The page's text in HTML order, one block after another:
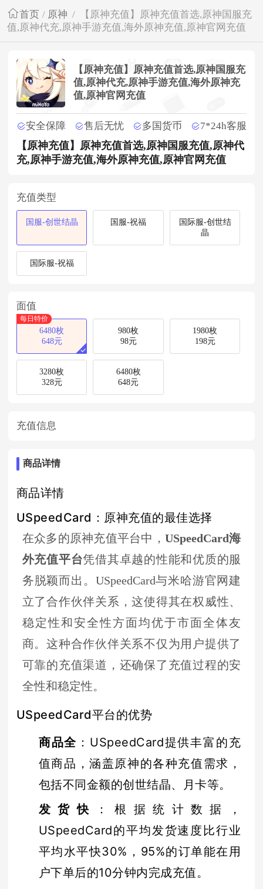
首页 / 原神 /
【原神充值】原神充值首选,原神国服充
值,原神代充,原神手游充值,海外原神充值,原神官网充值
【原神充值】原神充值首选,原神国服充
值,原神代充,原神手游充值,海外原神充
值,原神官网充值
安全保障 售后无忧 多国货币 7*24h客服
【原神充值】原神充值首选,原神国服充值,原神代
充,原神手游充值,海外原神充值,原神官网充值
充值类型
国服-创世结晶 国服-祝福
国际服-创世结
晶
国际服-祝福
面值
每日特价
6480枚
648元
980枚
98元
1980枚
198元
3280枚
328元
6480枚
648元
充值信息
商品详情
商品详情
USpeedCard：原神充值的最佳选择
在众多的原神充值平台中， USpeedCard海
外充值平台凭借其卓越的性能和优质的服
务脱颖而出。USpeedCard与米哈游官网建
立了合作伙伴关系，这使得其在权威性、
稳定性和安全性方面均优于市面全体友
商。这种合作伙伴关系不仅为用户提供了
可靠的充值渠道，还确保了充值过程的安
全性和稳定性。
USpeedCard平台的优势
商品全 ：USpeedCard提供丰富的充
值商品，涵盖原神的各种充值需求，
包括不同金额的创世结晶、月卡等。
发货快
：根据统计数据，
USpeedCard的平均发货速度比行业
平均水平快30%，95%的订单能在用
户下单后的10分钟内完成充值。